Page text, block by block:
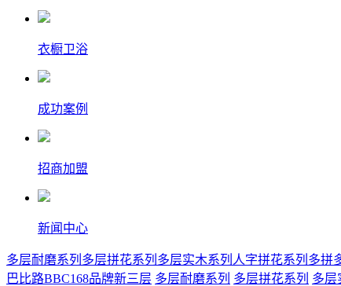
衣橱卫浴
成功案例
招商加盟
新闻中心
多层耐磨系列 多层拼花系列 多层实木系列 人字拼花系列 多拼
巴比路BBC168品牌新三层 多层耐磨系列 多层拼花系列 多层